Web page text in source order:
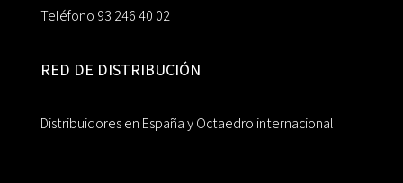
Teléfono 93 246 40 02
RED DE DISTRIBUCIÓN
Distribuidores en España y Octaedro internacional